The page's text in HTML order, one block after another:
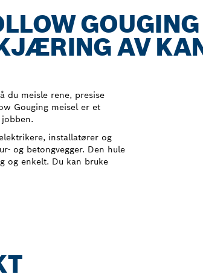
AV
du meisle rene, presise
Gouging meisel er et
installatører og
og betongvegger. Den hule
og enkelt. Du kan bruke